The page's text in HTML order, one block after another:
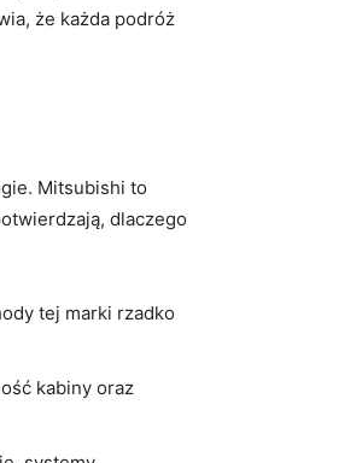
że każda podróż
Mitsubishi to
dlaczego
tej marki rzadko
kabiny oraz